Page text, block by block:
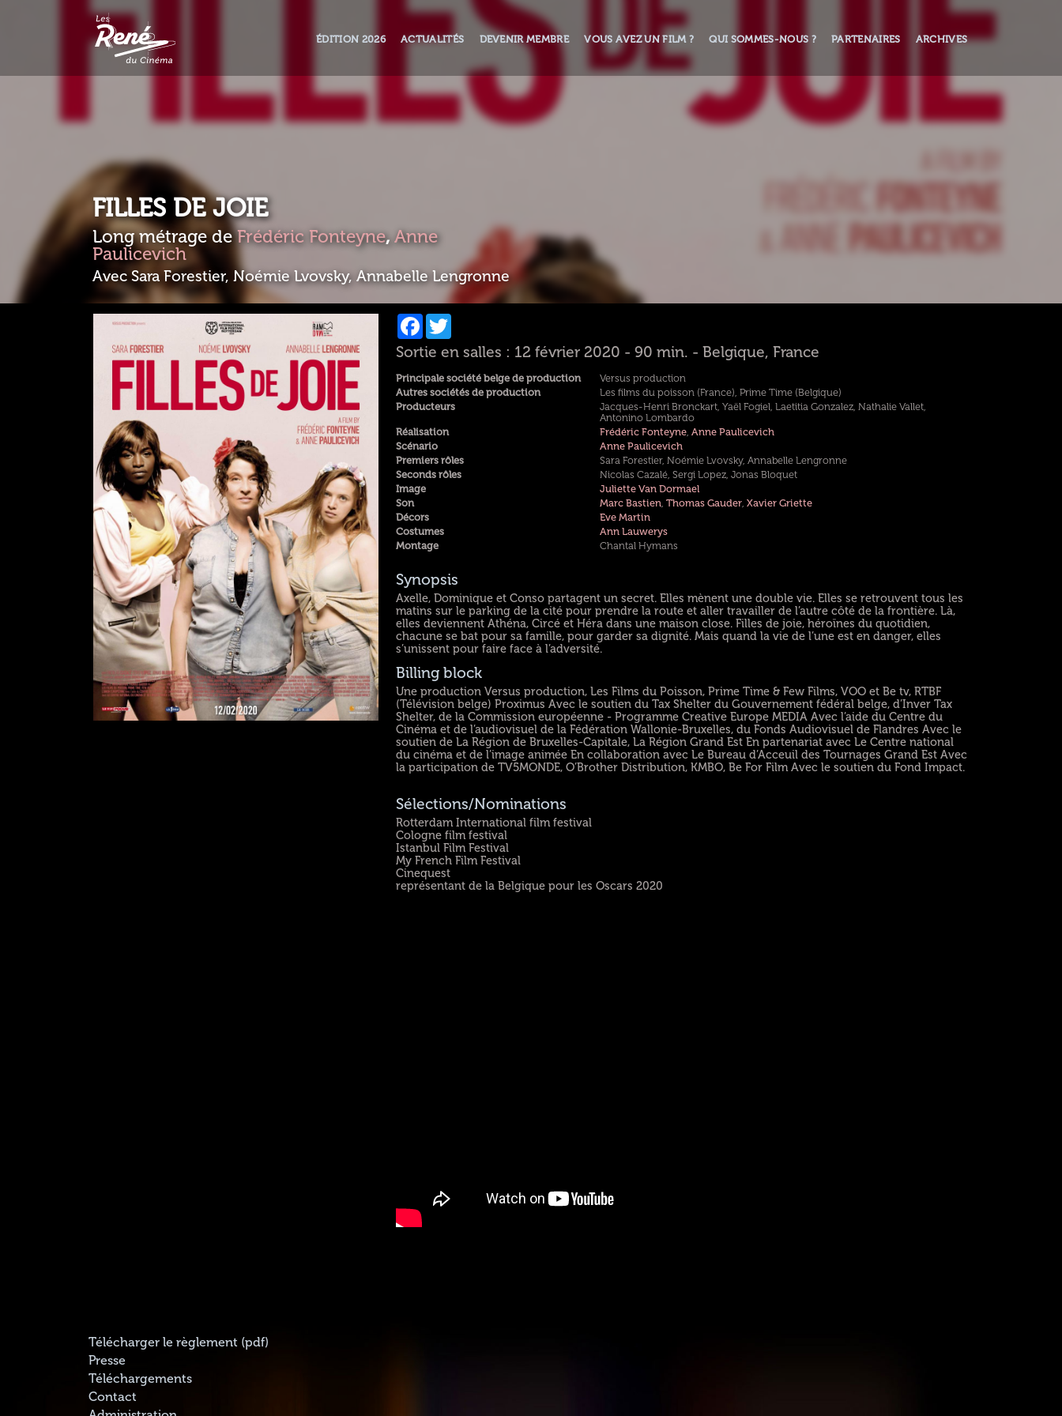
ÉDITION 2026 ACTUALITÉS DEVENIR MEMBRE VOUS AVEZ UN FILM ? QUI SOMMES-NOUS ? PARTENAIRES ARCHIVES
FILLES DE JOIE
Long métrage deFrédéric Fonteyne,Anne
Paulicevich
Avec Sara Forestier, Noémie Lvovsky, Annabelle Lengronne
Facebook
Sortie en salles : 12 février 2020 - 90 min. - Belgique, France
Principale société belge de production
Versus production
Autres sociétés de production
Les films du poisson (France), Prime Time (Belgique)
Producteurs
Jacques-Henri Bronckart, Yaël Fogiel, Laetitia Gonzalez, Nathalie Vallet,
Antonino Lombardo
Réalisation
Frédéric Fonteyne, Anne Paulicevich
Scénario
Anne Paulicevich
Premiers rôles
Sara Forestier, Noémie Lvovsky, Annabelle Lengronne
Seconds rôles
Nicolas Cazalé, Sergi Lopez, Jonas Bloquet
Image
Juliette Van Dormael
Son
Marc Bastien Thomas Gauder, Xavier Griette
Décors
Eve Martin
Costumes
Ann Lauwerys
Montage
Chantal Hymans
Synopsis
Axelle, Dominique et Conso partagent un secret. Elles mènent une double vie. Elles se retrouvent tous les
matins sur le parking de la cité pour prendre la route et aller travailler de l’autre côté de la frontière. Là,
elles deviennent Athéna, Circé et Héra dans une maison close. Filles de joie, héroïnes du quotidien,
chacune se bat pour sa famille, pour garder sa dignité. Mais quand la vie de l’une est en danger, elles
s’unissent pour faire face à l’adversité.
Billing block
Une production Versus production, Les Films du Poisson, Prime Time & Few Films, VOO et Be tv, RTBF
(Télévision belge) Proximus Avec le soutien du Tax Shelter du Gouvernement fédéral belge, d’Inver Tax
Shelter, de la Commission européenne - Programme Creative Europe MEDIA Avec l’aide du Centre du
Cinéma et de l’audiovisuel de la Fédération Wallonie-Bruxelles, du Fonds Audiovisuel de Flandres Avec le
soutien de La Région de Bruxelles-Capitale, La Région Grand Est En partenariat avec Le Centre national
du cinéma et de l’image animée En collaboration avec Le Bureau d’Acceuil des Tournages Grand Est Avec
la participation de TV5MONDE, O’Brother Distribution, KMBO, Be For Film Avec le soutien du Fond Impact.
Sélections/Nominations
Rotterdam International film festival
Cologne film festival
Istanbul Film Festival
My French Film Festival
Cinequest
représentant de la Belgique pour les Oscars 2020
Télécharger le règlement (pdf)
Presse
Téléchargements
Contact